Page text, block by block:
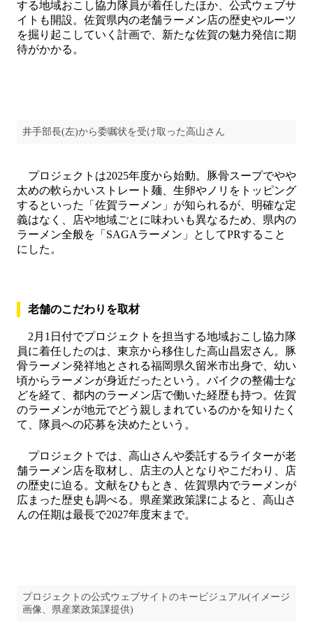
する地域おこし協力隊員が着任したほか、公式ウェブサ
イトも開設。佐賀県内の老舗ラーメン店の歴史やルーツ
を掘り起こしていく計画で、新たな佐賀の魅力発信に期
待がかかる。
井手部長(左)から委嘱状を受け取った高山さん
プロジェクトは2025年度から始動。豚骨スープでやや
太めの軟らかいストレート麺、生卵やノリをトッピング
するといった「佐賀ラーメン」が知られるが、明確な定
義はなく、店や地域ごとに味わいも異なるため、県内の
ラーメン全般を「SAGAラーメン」としてPRすること
にした。
老舗のこだわりを取材
2月1日付でプロジェクトを担当する地域おこし協力隊
員に着任したのは、東京から移住した高山昌宏さん。豚
骨ラーメン発祥地とされる福岡県久留米市出身で、幼い
頃からラーメンが身近だったという。バイクの整備士な
どを経て、都内のラーメン店で働いた経歴も持つ。佐賀
のラーメンが地元でどう親しまれているのかを知りたく
て、隊員への応募を決めたという。
プロジェクトでは、高山さんや委託するライターが老
舗ラーメン店を取材し、店主の人となりやこだわり、店
の歴史に迫る。文献をひもとき、佐賀県内でラーメンが
広まった歴史も調べる。県産業政策課によると、高山さ
んの任期は最長で2027年度末まで。
プロジェクトの公式ウェブサイトのキービジュアル(イメージ
画像、県産業政策課提供)